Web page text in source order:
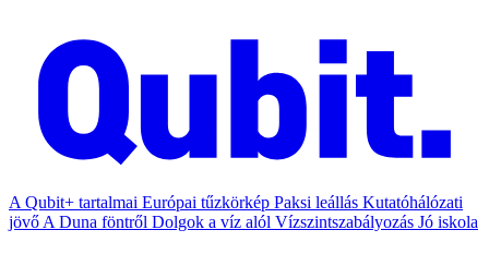
A Qubit+ tartalmai Európai tűzkörkép Paksi leállás Kutatóhálózati
jövő A Duna föntről Dolgok a víz alól Vízszintszabályozás Jó iskola